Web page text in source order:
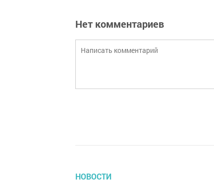
Нет комментариев
НОВОСТИ